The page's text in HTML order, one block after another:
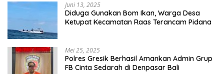
Juni 13, 2025
Diduga Gunakan Bom Ikan, Warga Desa
Ketupat Kecamatan Raas Terancam Pidana
Mei 25, 2025
Polres Gresik Berhasil Amankan Admin Grup
FB Cinta Sedarah di Denpasar Bali